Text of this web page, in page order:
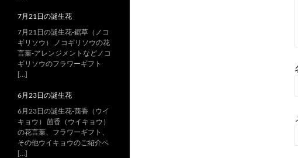
7月21日の誕生花
7月21日の誕生花-鋸草（ノコ
ギリソウ） ノコギリソウの花
言葉-アレンジメントなどノコ
ギリソウのフラワーギフト
[…]
6月23日の誕生花
6月23日の誕生花-茴香（ウイ
キョウ） 茴香（ウイキョウ）
の花言葉、フラワーギフト、
その他ウイキョウのご紹介ペ
[…]